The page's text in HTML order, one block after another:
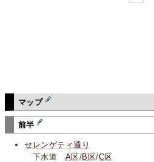
マップ
前半
セレンゲティ通り
下水道 A区/B区/C区